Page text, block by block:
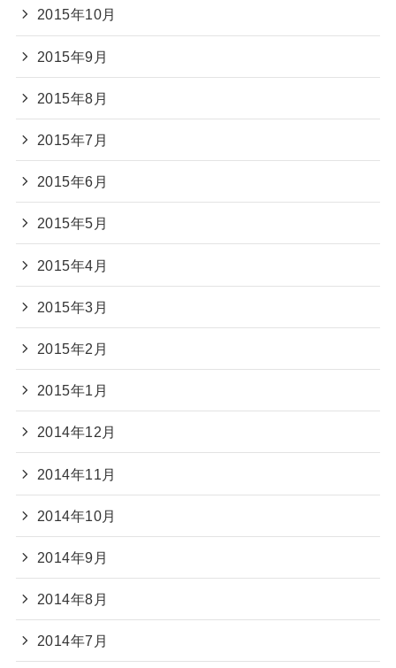
2015年10月
2015年9月
2015年8月
2015年7月
2015年6月
2015年5月
2015年4月
2015年3月
2015年2月
2015年1月
2014年12月
2014年11月
2014年10月
2014年9月
2014年8月
2014年7月